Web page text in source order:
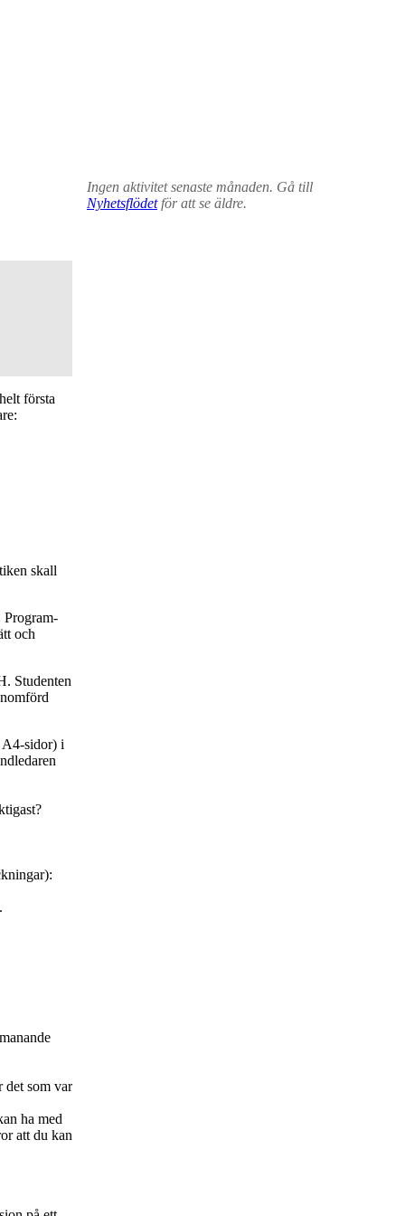
första
skall
Program-
och
Studenten
A4-sidor) i
det som var
ha med
att du kan
Ingen aktivitet senaste månaden. Gå till
Nyhetsflödetför att se äldre.